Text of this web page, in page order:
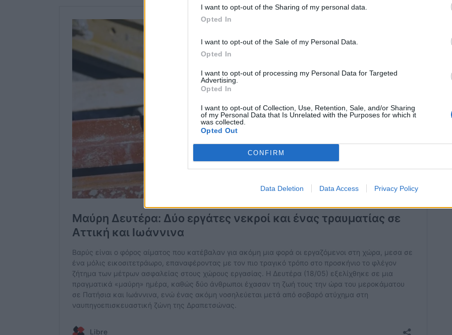
I want to opt-out of the Sharing of my personal data.
Opted In
I want to opt-out of the Sale of my Personal Data.
Opted In
I want to opt-out of processing my Personal Data for Targeted
Advertising.
Opted In
I want to opt-out of Collection, Use, Retention, Sale, and/or Sharing
of my Personal Data that Is Unrelated with the Purposes for which it
was collected.
Opted Out
CONFIRM
Data Deletion Data Access Privacy Policy